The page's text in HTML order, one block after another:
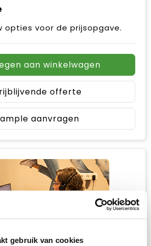
gebruik van cookies
opties voor de prijsopgave.
aan winkelwagen
offerte
aanvragen